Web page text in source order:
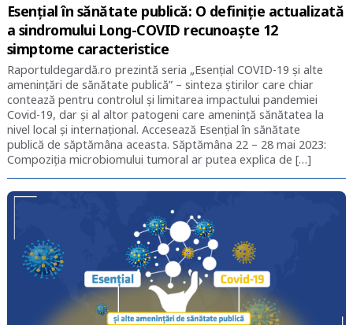
Esențial în sănătate publică: O definiție actualizată
a sindromului Long-COVID recunoaște 12
simptome caracteristice
Raportuldegardă.ro prezintă seria „Esențial COVID-19 și alte
amenințări de sănătate publică” – sinteza știrilor care chiar
contează pentru controlul și limitarea impactului pandemiei
Covid-19, dar și al altor patogeni care amenință sănătatea la
nivel local și internațional. Accesează Esențial în sănătate
publică de săptămâna aceasta. Săptămâna 22 – 28 mai 2023:
Compoziția microbiomului tumoral ar putea explica de […]